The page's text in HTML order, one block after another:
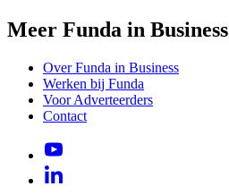
Meer Funda in Business
Over Funda in Business
Werken bij Funda
Voor Adverteerders
Contact